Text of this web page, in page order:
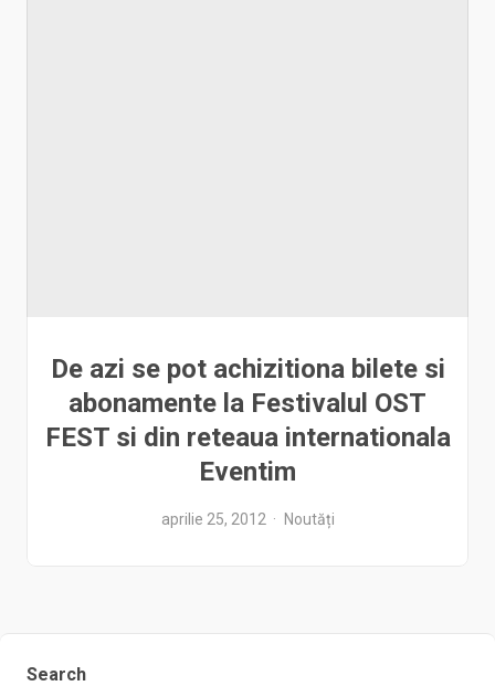
De azi se pot achizitiona bilete si
abonamente la Festivalul OST
FEST si din reteaua internationala
Eventim
aprilie 25, 2012 Noutăți
Search